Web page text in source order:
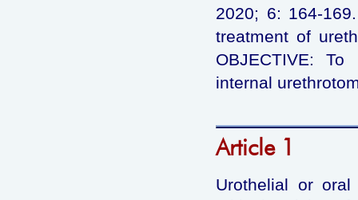
2020; 6: 164-
treatment of
OBJECTIVE:
internal
Article 1
Urothelial or oral